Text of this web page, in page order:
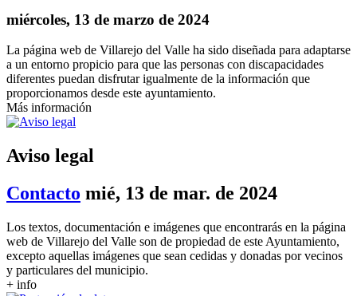
miércoles, 13 de marzo de 2024
La página web de Villarejo del Valle ha sido diseñada para adaptarse
a un entorno propicio para que las personas con discapacidades
diferentes puedan disfrutar igualmente de la información que
proporcionamos desde este ayuntamiento.
Más información
Aviso legal
Contacto mié, 13 de mar. de 2024
Los textos, documentación e imágenes que encontrarás en la página
web de Villarejo del Valle son de propiedad de este Ayuntamiento,
excepto aquellas imágenes que sean cedidas y donadas por vecinos
y particulares del municipio.
+ info